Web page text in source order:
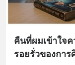
คืนที่ผมเข้าใจ
รอยรั่วของกา